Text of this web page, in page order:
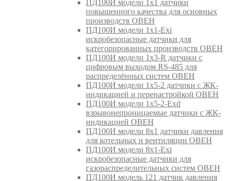
ПД100И модели 1х1 датчики
повышенного качества для основных
производств ОВЕН
ПД100И модели 1х1-Exi
искробезопасные датчики для
категорированных производств ОВЕН
ПД100И модели 1х3-R датчики с
цифровым выходом RS-485 для
распределённых систем ОВЕН
ПД100И модели 1х5-2 датчики с ЖК-
индикацией и перенастройкой ОВЕН
ПД100И модели 1х5-2-Exd
взрывонепроницаемые датчики с ЖК-
индикацией ОВЕН
ПД100И модели 8х1 датчики давления
для котельных и вентиляции ОВЕН
ПД100И модели 8х1-Exi
искробезопасные датчики для
газораспределительных систем ОВЕН
ПД100И модель 121 датчик давления